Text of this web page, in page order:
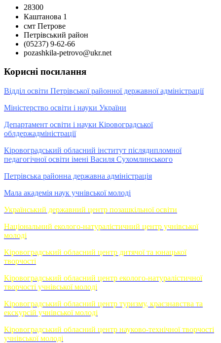
28300
Каштанова 1
смт Петрове
Петрівський район
(05237) 9-62-66
pozashkila-petrovo@ukr.net
Корисні посилання
Відділ освіти Петрівської районної державної адміністрації
Міністерство освіти і науки України
Департамент освіти і науки Кіровоградської
облдержадміністрації
Кіровоградський обласний інститут післядипломної
педагогічної освіти імені Василя Сухомлинського
Петрівська районна державна адміністрація
Мала академія наук учнівської молоді
Український державний центр позашкільної освіти
Національний еколого-натуралістичний центр учнівської
молоді
Кіровоградський обласний центр дитячої та юнацької
творчості
Кіровоградський обласний центр еколого-натуралістичної
творчості учнівської молоді
Кіровоградський обласний центр туризму, краєзнавства та
екскурсій учнівської молоді
Кіровоградський обласний центр науково-технічної творчості
учнівської молоді